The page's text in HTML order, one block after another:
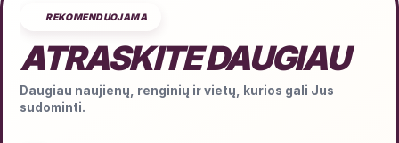
REKOMENDUOJAMA
ATRASKITE DAUGIAU
Daugiau naujienų, renginių ir vietų, kurios gali Jus
sudominti.